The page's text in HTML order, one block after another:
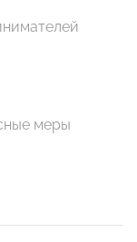
меры